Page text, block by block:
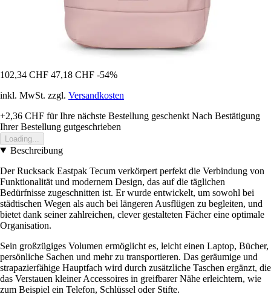
102,34 CHF 47,18 CHF -54%
inkl. MwSt. zzgl. Versandkosten
+2,36 CHF für Ihre nächste Bestellung geschenkt Nach Bestätigung
Ihrer Bestellung gutgeschrieben
Loading...
Beschreibung
Der Rucksack Eastpak Tecum verkörpert perfekt die Verbindung von
Funktionalität und modernem Design, das auf die täglichen
Bedürfnisse zugeschnitten ist. Er wurde entwickelt, um sowohl bei
städtischen Wegen als auch bei längeren Ausflügen zu begleiten, und
bietet dank seiner zahlreichen, clever gestalteten Fächer eine optimale
Organisation.
Sein großzügiges Volumen ermöglicht es, leicht einen Laptop, Bücher,
persönliche Sachen und mehr zu transportieren. Das geräumige und
strapazierfähige Hauptfach wird durch zusätzliche Taschen ergänzt, die
das Verstauen kleiner Accessoires in greifbarer Nähe erleichtern, wie
zum Beispiel ein Telefon, Schlüssel oder Stifte.